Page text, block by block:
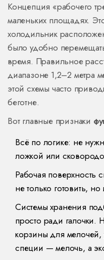
Концепция «рабочего
маленьких площадях.
холодильник
было удобно
время. Правильное
диапазоне 1,2–2 метра
этой схемы часто
беготне.
Вот главные признаки
Всё по логике: не
ложкой или
Рабочая поверхность
не только готовить, но
Системы хранения
просто ради
корзины для мелочей,
специи — мелочь, а